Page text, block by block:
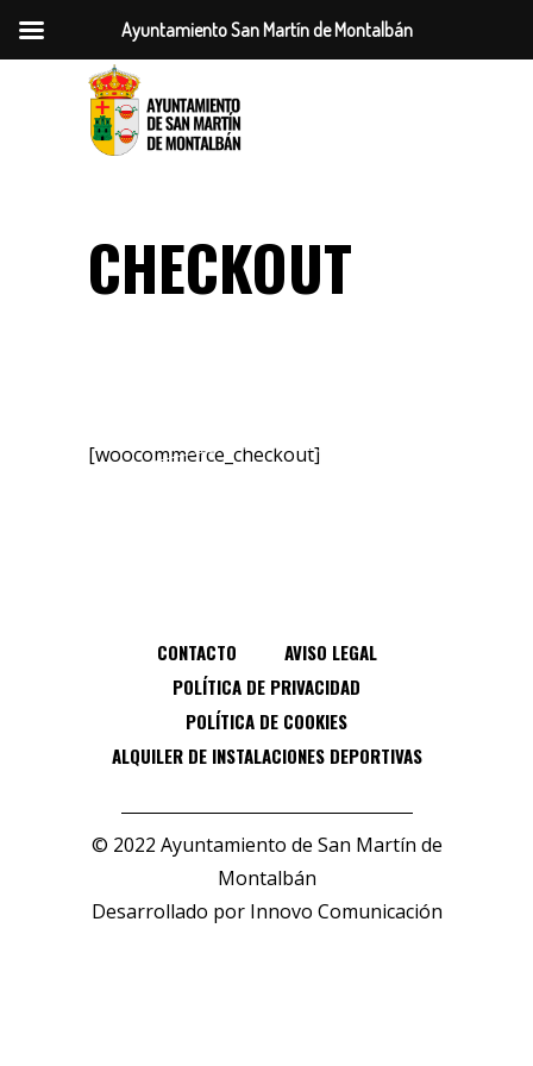
CHECKOUT
[woocommerce_checkout]
CONTACTO
AVISO LEGAL
POLÍTICA DE PRIVACIDAD
POLÍTICA DE COOKIES
ALQUILER DE INSTALACIONES DEPORTIVAS
© 2022 Ayuntamiento de San Martín de
Montalbán
Desarrollado por Innovo Comunicación
Ayuntamiento San Martín de Montalbán